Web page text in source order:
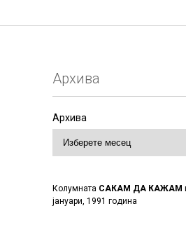
Архива
Архива
Колумната САКАМ ДА КАЖАМ
јануари, 1991 година